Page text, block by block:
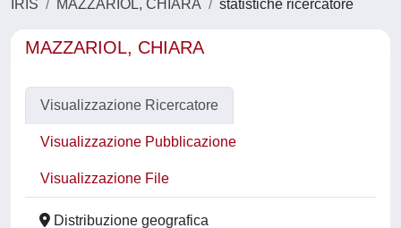
IRIS MAZZARIOL, CHIARA statistiche ricercatore
MAZZARIOL, CHIARA
Visualizzazione Ricercatore
Visualizzazione Pubblicazione
Visualizzazione File
Distribuzione geografica